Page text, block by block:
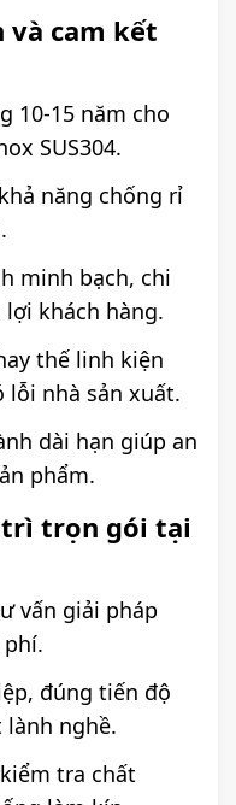
và cam kết
10-15 năm cho
SUS304.
năng chống rỉ
minh bạch, chi
khách hàng.
thế linh kiện
lỗi nhà sản xuất.
dài hạn giúp an
phẩm.
trì trọn gói tại
vấn giải pháp
đúng tiến độ
nghề.
tra chất